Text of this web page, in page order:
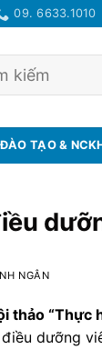
09. 6633.1010
ĐÀO TẠO &
NGÂN
thảo “Thực
dưỡng